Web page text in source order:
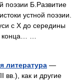
поэзии Б.Развитие
устной поэзии.
с X до середины
конца… …
литература —
вв.), как и другие